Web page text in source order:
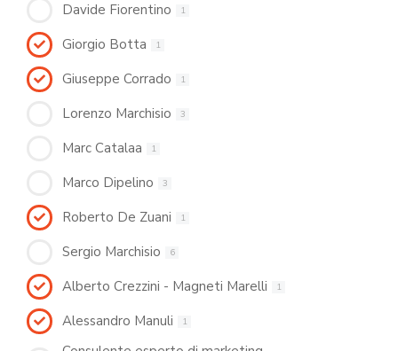
Davide Fiorentino 1
Giorgio Botta 1
Giuseppe Corrado 1
Lorenzo Marchisio 3
Marc Catalaa 1
Marco Dipelino 3
Roberto De Zuani 1
Sergio Marchisio 6
Alberto Crezzini - Magneti Marelli 1
Alessandro Manuli 1